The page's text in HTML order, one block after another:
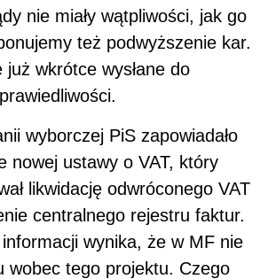
nie miały wątpliwości, jak go
też podwyższenie kar.
wkrótce wysłane do
wyborczej PiS zapowiadało
nowej ustawy o VAT, który
likwidację odwróconego VAT
centralnego rejestru faktur.
wynika, że w MF nie
wobec tego projektu. Czego